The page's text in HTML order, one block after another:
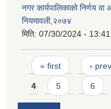
नगर कार्यपालिकाको निर्णय
नियमावली,२०७४
मिति: 07/30/2024 - 13:41
Pages
« first ‹
4 5 6